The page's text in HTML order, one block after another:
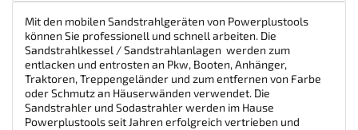
Mit den mobilen Sandstrahlgeräten von Powerplustools
können Sie professionell und schnell arbeiten. Die
Sandstrahlkessel / Sandstrahlanlagen werden zum
entlacken und entrosten an Pkw, Booten, Anhänger,
Traktoren, Treppengeländer und zum entfernen von Farbe
oder Schmutz an Häuserwänden verwendet. Die
Sandstrahler und Sodastrahler werden im Hause